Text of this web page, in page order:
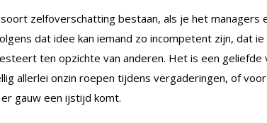
zelfoverschatting bestaan, als je het managers
dat idee kan iemand zo incompetent zijn, dat
ten opzichte van anderen. Het is een geliefde
allerlei onzin roepen tijdens vergaderingen, of
gauw een ijstijd komt.